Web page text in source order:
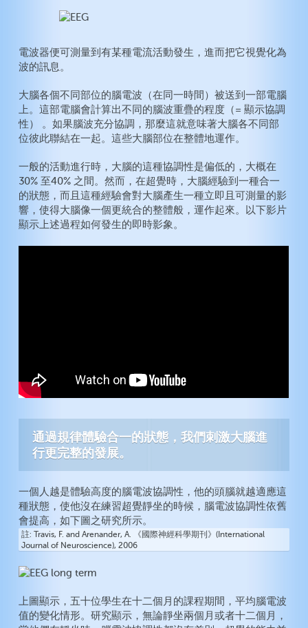
電波器便可測量到有某種電流活動發生，進而把它視覺化為
波的訊息。
大腦各個不同部位的腦電波（在同一時間）被送到一部電腦
上。這部電腦會計算出不同的腦波重疊的程度（= 顯示協調
性） 。如果腦波充分協調，那麼這就意味著大腦各不同部
位彼此聯結在一起。這些大腦部位在整體地運作。
一般的活動進行時，大腦的這種協調性是偏低的，大概在
30% 至40% 之間。然而，在超覺時，大腦經驗到一種合一
的狀態，而且這種經驗會對大腦產生一種立即且可測量的影
響，使得大腦像一個更統合的整體般，運作起來。以下影片
顯示上述過程如何發生的即時影象。
通過規律體驗合一的狀態，我們刺激大腦進
行更完整的發展。
一個人越是體驗高度的腦電波協調性，他的頭腦就越適應這
種狀態，使他沒在練習超覺靜坐的時候，腦電波協調性依舊
會提高，如下圖之研究所示。
註 Travis, F. and Arenander, A. 《國際神經科學期刊》(International
Journal of Neuroscience), 2006
上圖顯示，五十位學生在十二個月的課程期間，平均腦電波
值的變化情形。研究顯示，無論靜坐兩個月或者十二個月，